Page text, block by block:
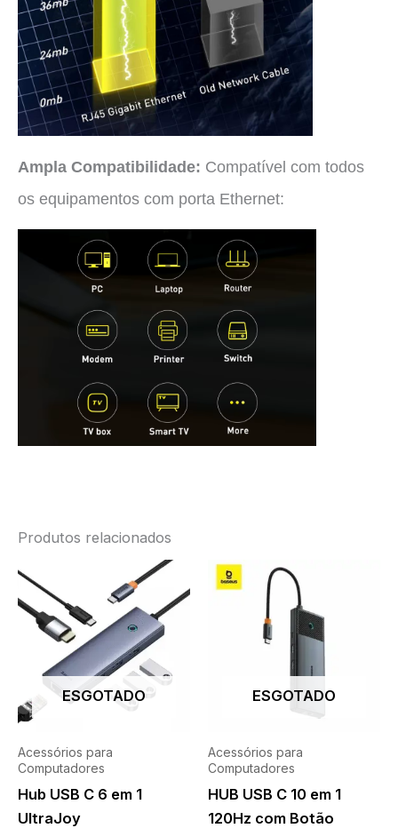
Ampla Compatibilidade: Compatível com todos
os equipamentos com porta Ethernet:
Produtos relacionados
ESGOTADO
Acessórios para
Computadores
Hub USB C 6 em 1
UltraJoy
ESGOTADO
Acessórios para
Computadores
HUB USB C 10 em 1
120Hz com Botão